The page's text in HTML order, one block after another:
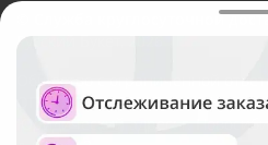
Служба круглосуточной
Русский Букет, 2026
Общество с ограниченной
ОГРН: 1195476081745, ИНН:
Юридический адрес: г.